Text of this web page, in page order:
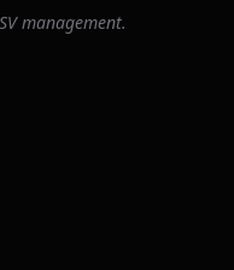
management.